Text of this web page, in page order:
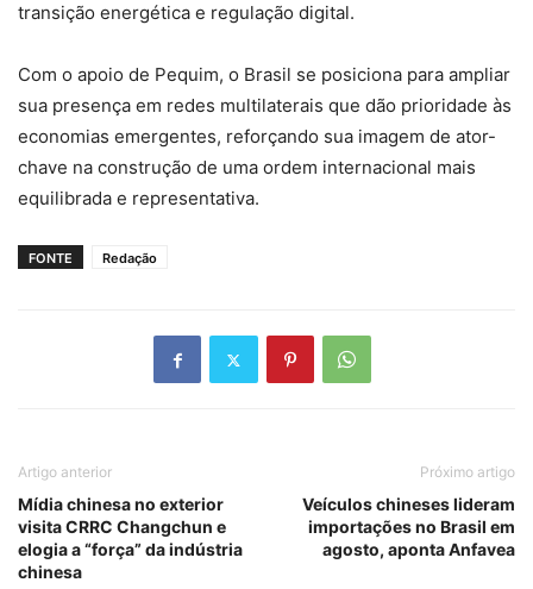
transição energética e regulação digital.
Com o apoio de Pequim, o Brasil se posiciona para ampliar
sua presença em redes multilaterais que dão prioridade às
economias emergentes, reforçando sua imagem de ator-
chave na construção de uma ordem internacional mais
equilibrada e representativa.
FONTE Redação
Artigo anterior
Mídia chinesa no exterior
visita CRRC Changchun e
elogia a “força” da indústria
chinesa
Próximo artigo
Veículos chineses lideram
importações no Brasil em
agosto, aponta Anfavea